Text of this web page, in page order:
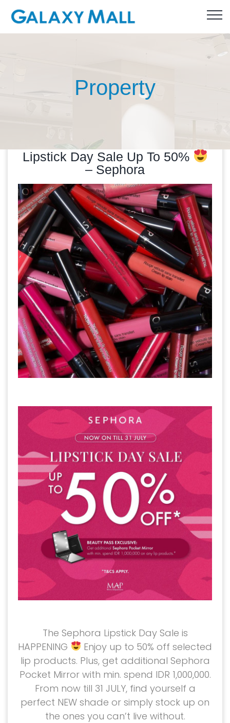
Property
Lipstick Day Sale Up To 50%
– Sephora
The Sephora Lipstick Day Sale is
HAPPENING
Enjoy up to 50% off selected
lip products. Plus, get additional Sephora
Pocket Mirror with min. spend IDR 1,000,000.
From now till 31 JULY, find yourself a
perfect NEW shade or simply stock up on
the ones you can’t live without.